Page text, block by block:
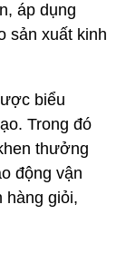
áp dụng
sản xuất kinh
biểu
Trong đó
thưởng
động vận
hàng giỏi,